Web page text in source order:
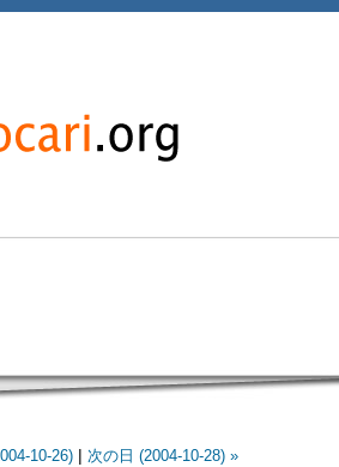
10-26)| 次の日 (2004-10-28) »